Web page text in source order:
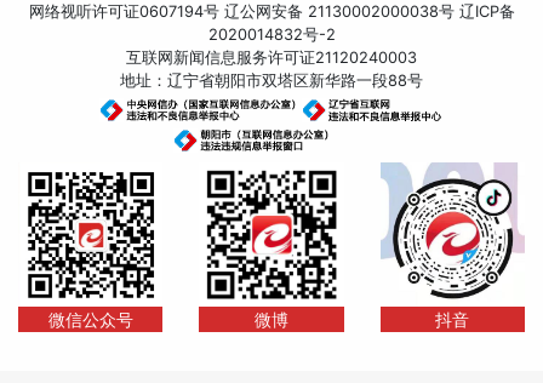
网络视听许可证0607194号 辽公网安备 21130002000038号 辽ICP备
2020014832号-2
互联网新闻信息服务许可证21120240003
地址：辽宁省朝阳市双塔区新华路一段88号
微信公众号 微博 抖音